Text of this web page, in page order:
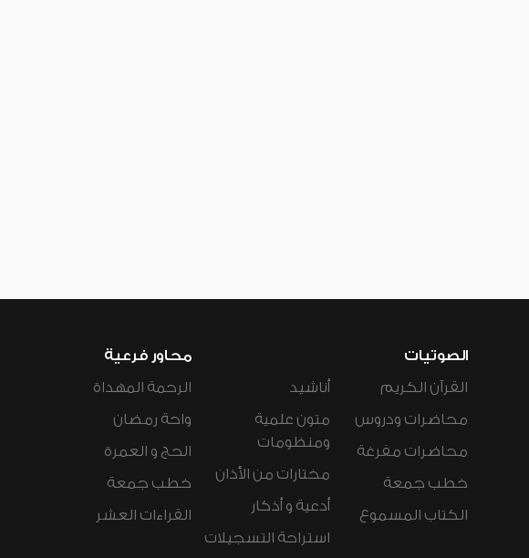
الصوتيات
القرآن الكريم
محاضرات ودروس
محاضرات مفرغة
خطب جمعة
الكتاب المسموع
أناشيد
متون علمية
ومنظومات
مختارات من الأذان
أدعية و أذكار
استراحة التسجيلات
محاور فرعية
الرحمة المهداة
واحة رمضان
الحج و العمرة
خطب جمعة
القراءات العشر